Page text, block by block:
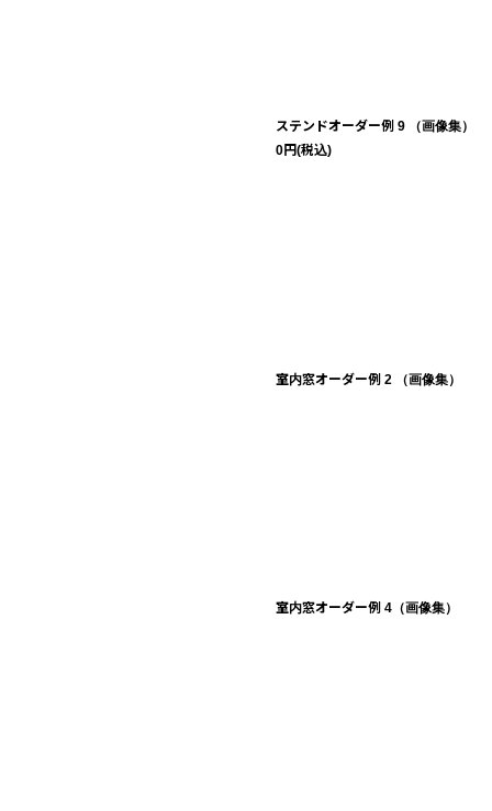
ステンドオーダー例 9 （画像集）
0円(税込)
室内窓オーダー例 2 （画像集）
室内窓オーダー例 4（画像集）